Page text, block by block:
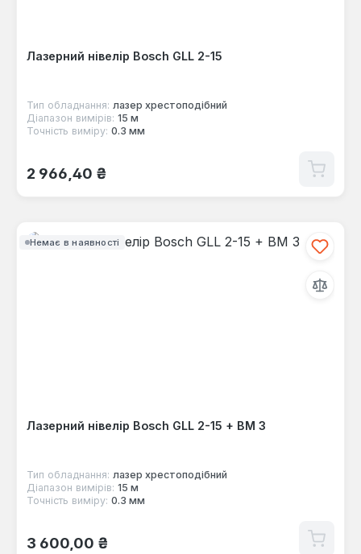
Лазерний нівелір Bosch GLL 2-15
Тип обладнання: лазер хрестоподібний
Діапазон вимірів: 15 м
Точність виміру: 0.3 мм
Звичайна ціна:
2 966,40 ₴
Немає в наявності
Лазерний нівелір Bosch GLL 2-15 + BM 3
Тип обладнання: лазер хрестоподібний
Діапазон вимірів: 15 м
Точність виміру: 0.3 мм
Звичайна ціна:
3 600,00 ₴